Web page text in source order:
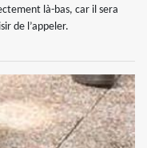
là-bas, car il sera
de l’appeler.